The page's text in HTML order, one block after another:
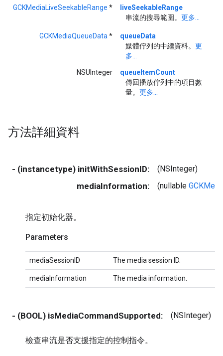
GCKMediaLiveSeekableRange *
liveSeekableRange
串流的搜尋範圍。 更多...
GCKMediaQueueData *
queueData
媒體佇列的中繼資料。 更
多...
NSUInteger
queueItemCount
傳回播放佇列中的項目數
量。 更多...
方法詳細資料
- (instancetype) initWithSessionID: (NSInteger)
mediaInformation: (nullable
指定初始化器。
Parameters
mediaSessionID The media session ID.
mediaInformation The media information.
- (BOOL) isMediaCommandSupported: (NSInteger)
檢查串流是否支援指定的控制指令。